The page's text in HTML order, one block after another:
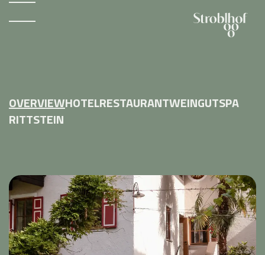
OVERVIEWHOTELRESTAURANTWEINGUTSPA
RITTSTEIN